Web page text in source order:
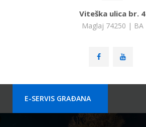
Viteška ulica br. 4
Maglaj 74250 | BA
E-SERVIS GRAÐANA